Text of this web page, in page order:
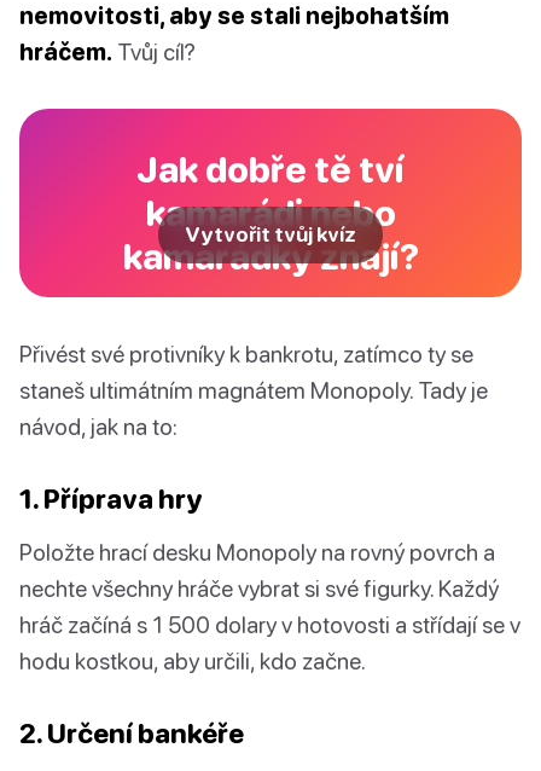
nemovitosti, aby se stali nejbohatším
hráčem. Tvůj cíl?
Jak dobře tě tví
kamarádi nebo
kamarádky znají?
Vytvořit tvůj kvíz
Přivést své protivníky k bankrotu, zatímco ty se
staneš ultimátním magnátem Monopoly. Tady je
návod, jak na to:
1. Příprava hry
Položte hrací desku Monopoly na rovný povrch a
nechte všechny hráče vybrat si své figurky. Každý
hráč začíná s 1 500 dolary v hotovosti a střídají se v
hodu kostkou, aby určili, kdo začne.
2. Určení bankéře